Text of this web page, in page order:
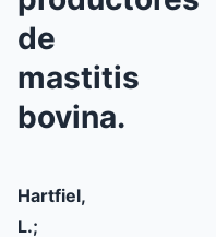
de
mastitis
bovina.
Hartfiel,
L.;